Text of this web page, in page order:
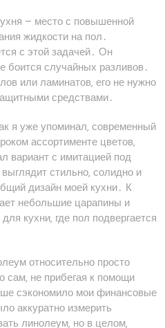
– место с повышенной
жидкости на пол․
с этой задачей․ Он
боится случайных разливов․
или ламинатов‚ его не нужно
средствами․
я уже упоминал‚ современный
ассортименте цветов‚
вариант с имитацией под
стильно‚ солидно и
дизайн моей кухни․ К
небольшие царапины и
кухни‚ где пол подвергается
относительно просто
не прибегая к помощи
сэкономило мои финансовые
аккуратно измерить
линолеум‚ но в целом‚